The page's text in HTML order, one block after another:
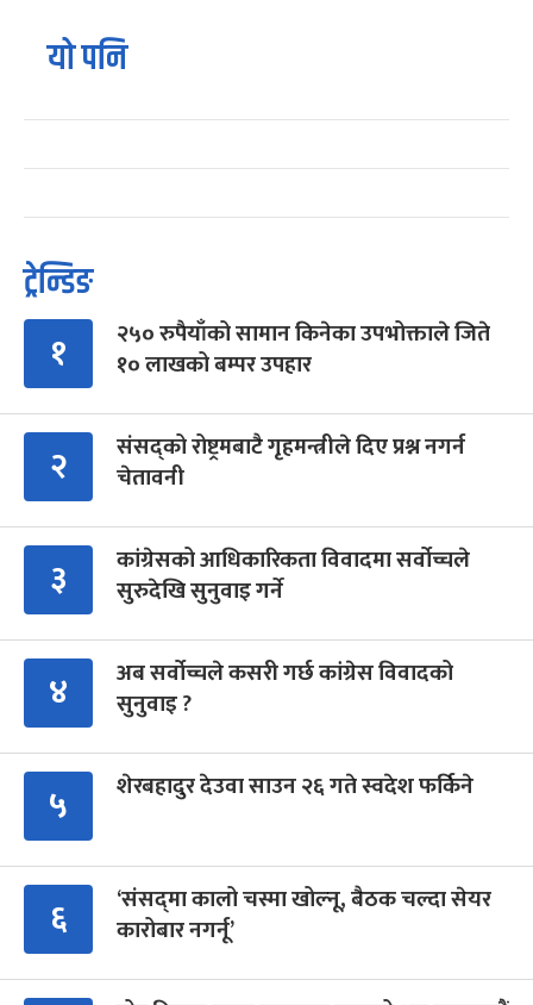
यो पनि
ट्रेन्डिङ
१
२५० रुपैयाँको सामान किनेका उपभोक्ताले जिते
१० लाखको बम्पर उपहार
२
संसद्को रोष्ट्रमबाटै गृहमन्त्रीले दिए प्रश्न नगर्न
चेतावनी
३
कांग्रेसको आधिकारिकता विवादमा सर्वोच्चले
सुरुदेखि सुनुवाइ गर्ने
४
अब सर्वोच्चले कसरी गर्छ कांग्रेस विवादको
सुनुवाइ ?
५ शेरबहादुर देउवा साउन २६ गते स्वदेश फर्किने
६
‘संसद्‍मा कालो चस्मा खोल्नू, बैठक चल्दा सेयर
कारोबार नगर्नू’